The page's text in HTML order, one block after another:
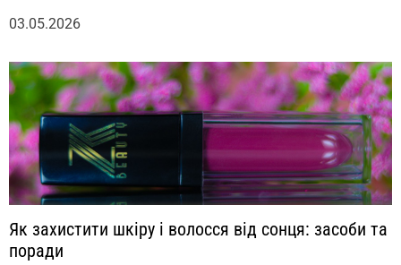
03.05.2026
Як захистити шкіру і волосся від сонця: засоби та
поради